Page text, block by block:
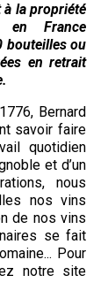
à la propriété
en France
bouteilles ou
en retrait
Bernard
savoir faire
quotidien
et d’un
nous
nos vins
de nos vins
se fait
Pour
notre site